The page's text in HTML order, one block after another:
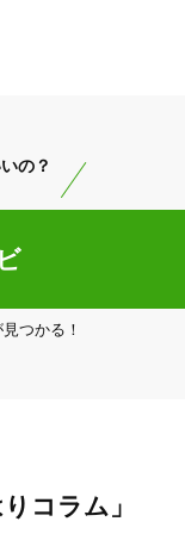
当日予約
の？
つかる！
コラム」